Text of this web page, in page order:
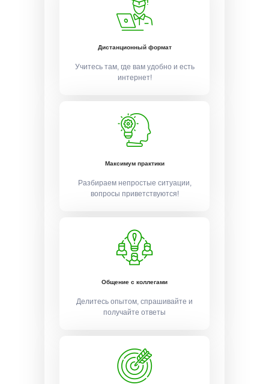
Дистанционный формат
Учитесь там, где вам удобно и есть
интернет!
Максимум практики
Разбираем непростые ситуации,
вопросы приветствуются!
Общение с коллегами
Делитесь опытом, спрашивайте и
получайте ответы